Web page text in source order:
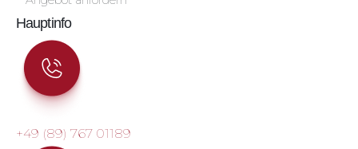
Hauptinfo
+49 (89) 767 01189